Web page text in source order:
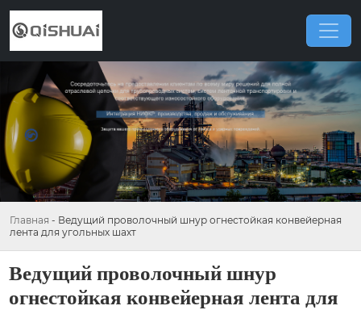
Главная - Ведущий проволочный шнур огнестойкая конвейерная
лента для угольных шахт
Ведущий проволочный шнур
огнестойкая конвейерная лента для